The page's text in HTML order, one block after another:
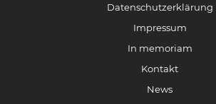
Datenschutzerklärung
Impressum
In memoriam
Kontakt
News